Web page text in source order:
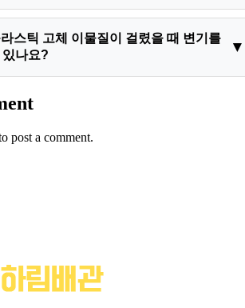
대는 물에 전혀 녹지 않으며 S자 트랩의
로 쐐기처럼 걸리기 쉽습니다. 그 위로 물
대변의 흐름을 완벽히 차단하므로 아무
도 변기에 버리시면 안 됩니다.
스틱 고체 이물질이 걸렸을 때 변기를
나요?
▼
반적인 스프링 장비로 무리하게 밀어내
럽 샤프트와 포셉 집게 공구를 투입하면
post a comment.